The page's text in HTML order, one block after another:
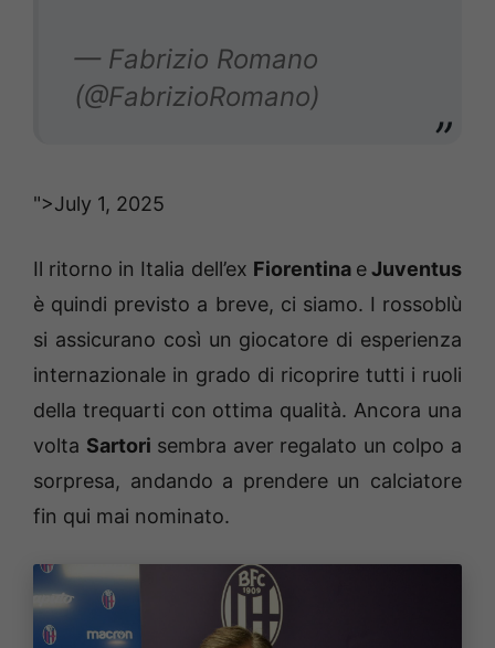
— Fabrizio Romano
(@FabrizioRomano)
">July 1, 2025
Il ritorno in Italia dell’ex Fiorentina eJuventus
è quindi previsto a breve, ci siamo. I rossoblù
si assicurano così un giocatore di esperienza
internazionale in grado di ricoprire tutti i ruoli
della trequarti con ottima qualità. Ancora una
volta Sartori sembra aver regalato un colpo a
sorpresa, andando a prendere un calciatore
fin qui mai nominato.